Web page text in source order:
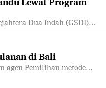
Lewat Program
Dua Indah (GSDI)…
di Bali
agen Pemilihan metode…